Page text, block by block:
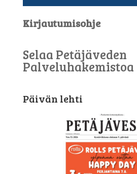
Kirjautumisohje
Selaa Petäjäveden
Palveluhakemistoa
Päivän lehti